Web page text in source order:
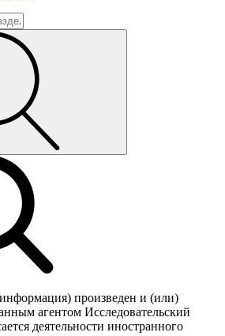
произведен и (или)
агентом Исследовательский
деятельности иностранного